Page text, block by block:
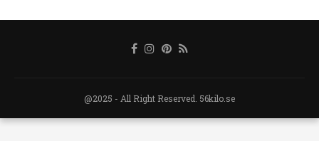
@2025 - All Right Reserved. 56kilo.se